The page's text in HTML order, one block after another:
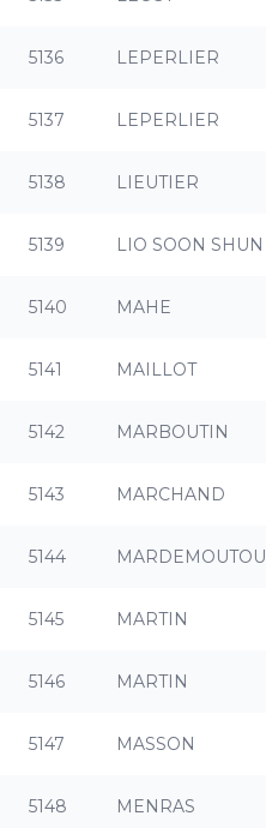
5136 LEPERLIER
5137 LEPERLIER
5138 LIEUTIER
5139 LIO SOON SHUN
5140 MAHE
5141 MAILLOT
5142 MARBOUTIN
5143 MARCHAND
5144 MARDEMOUTOU
5145 MARTIN
5146 MARTIN
5147 MASSON
5148 MENRAS